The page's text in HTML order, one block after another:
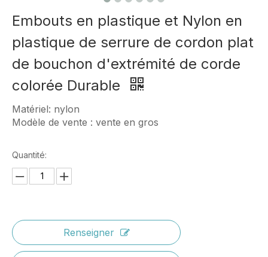
Embouts en plastique et Nylon en
plastique de serrure de cordon plat
de bouchon d'extrémité de corde
colorée Durable
Matériel: nylon
Modèle de vente : vente en gros
Quantité:
Renseigner